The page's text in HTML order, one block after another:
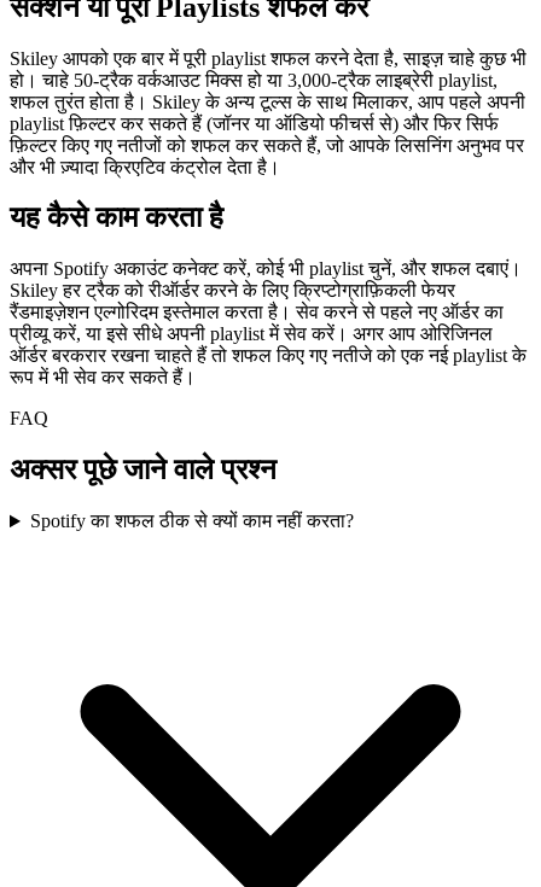
सेक्शन या पूरी Playlists शफल करें
Skiley आपको एक बार में पूरी playlist शफल करने देता है, साइज़ चाहे कुछ भी
हो। चाहे 50-ट्रैक वर्कआउट मिक्स हो या 3,000-ट्रैक लाइब्रेरी playlist,
शफल तुरंत होता है। Skiley के अन्य टूल्स के साथ मिलाकर, आप पहले अपनी
playlist फ़िल्टर कर सकते हैं (जॉनर या ऑडियो फीचर्स से) और फिर सिर्फ
फ़िल्टर किए गए नतीजों को शफल कर सकते हैं, जो आपके लिसनिंग अनुभव पर
और भी ज़्यादा क्रिएटिव कंट्रोल देता है।
यह कैसे काम करता है
अपना Spotify अकाउंट कनेक्ट करें, कोई भी playlist चुनें, और शफल दबाएं।
Skiley हर ट्रैक को रीऑर्डर करने के लिए क्रिप्टोग्राफ़िकली फेयर
रैंडमाइज़ेशन एल्गोरिदम इस्तेमाल करता है। सेव करने से पहले नए ऑर्डर का
प्रीव्यू करें, या इसे सीधे अपनी playlist में सेव करें। अगर आप ओरिजिनल
ऑर्डर बरकरार रखना चाहते हैं तो शफल किए गए नतीजे को एक नई playlist के
रूप में भी सेव कर सकते हैं।
FAQ
अक्सर पूछे जाने वाले प्रश्न
Spotify का शफल ठीक से क्यों काम नहीं करता?